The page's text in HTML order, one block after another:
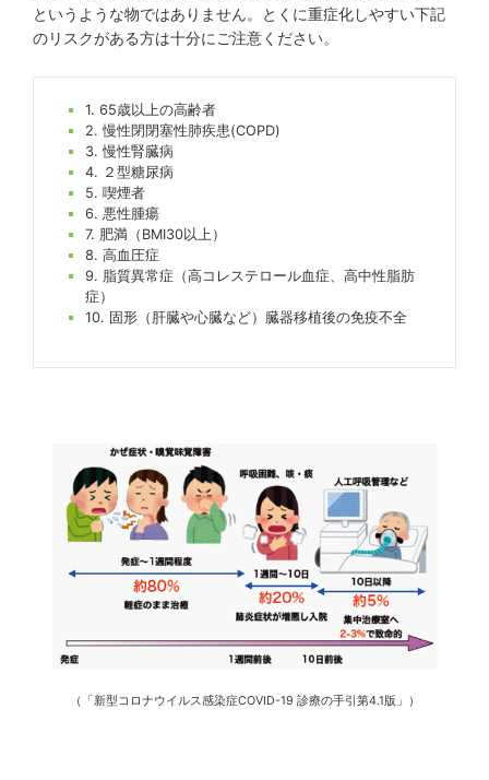
というような物ではありません。とくに重症化しやすい下記
のリスクがある方は十分にご注意ください。
1. 65歳以上の高齢者
2. 慢性閉閉塞性肺疾患(COPD)
3. 慢性腎臓病
4. ２型糖尿病
5. 喫煙者
6. 悪性腫瘍
7. 肥満（BMI30以上）
8. 高血圧症
9. 脂質異常症（高コレステロール血症、高中性脂肪
症）
10. 固形（肝臓や心臓など）臓器移植後の免疫不全
（「新型コロナウイルス感染症COVID-19 診療の手引第4.1版」）